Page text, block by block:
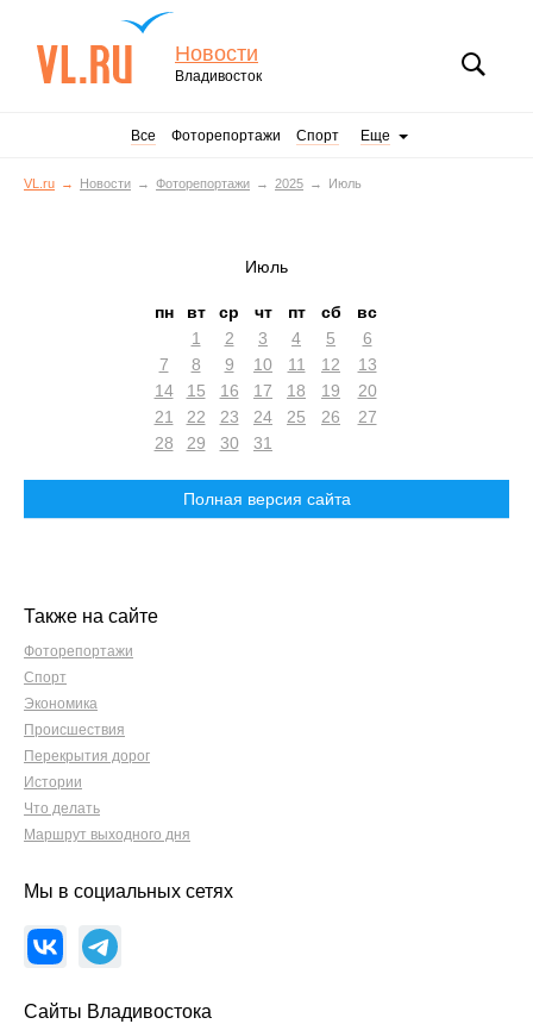
Новости
Владивосток
Все Фоторепортажи Спорт Еще
VL.ru Новости Фоторепортажи 2025 Июль
Июль
пн вт ср чт пт сб
вс
1
2 3 4 5
6
7
8 9 10 11 12
13
14
15 16 17 18 19
20
21
22 23 24 25 26
27
28
29 30 31
Полная версия сайта
Также на сайте
Фоторепортажи
Спорт
Экономика
Происшествия
Перекрытия дорог
Истории
Что делать
Маршрут выходного дня
Мы в социальных сетях
Сайты Владивостока